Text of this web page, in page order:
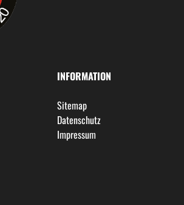
INFORMATION
Sitemap
Datenschutz
Impressum